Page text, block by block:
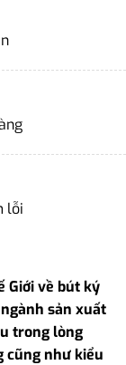
lỗi
Giới về bút ký
sản xuất
trong lòng
cũng như kiểu